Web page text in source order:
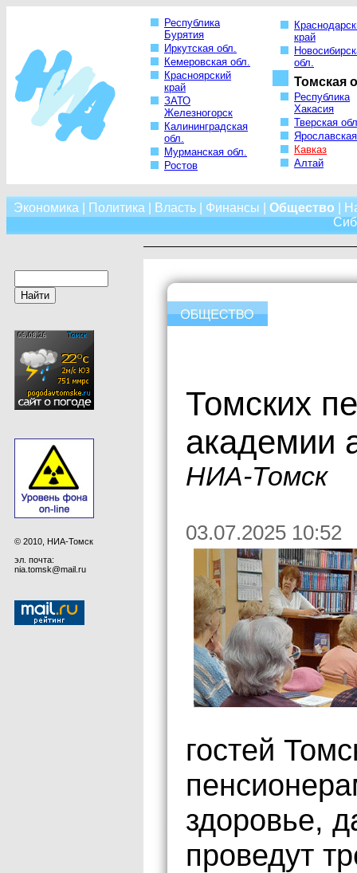
Республика
Бурятия
Иркутская обл.
Кемеровская обл.
Красноярский
край
ЗАТО
Железногорск
Калининградская
обл.
Мурманская обл.
Ростов
край
обл.
Томская
Республика
Хакасия
Тверская
Кавказ
Алтай
Экономика Политика Власть| Финансы Общество
© 2010, НИА-Томск
эл. почта:
nia.tomsk@mail.ru
Томских
академии
НИА-Томск
03.07.2025 10:52
гостей
здоровье,
проведут